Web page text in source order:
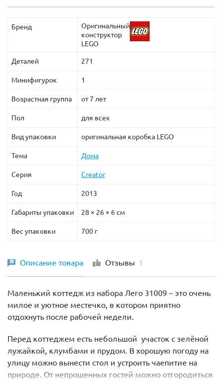
Бренд
Оригинальный
конструктор
LEGO
Деталей 271
Минифигурок 1
Возрастная группа от 7 лет
Пол для всех
Вид упаковки оригинальная коробка LEGO
Тема Дома
Серия Creator
Год 2013
Габариты упаковки 28 × 26 × 6 см
Вес упаковки 700 г
Описание товара Отзывы 1
Маленький коттедж из набора Лего 31009 – это очень
милое и уютное местечко, в котором приятно
отдохнуть после рабочей недели.
Перед коттеджем есть небольшой участок с зелёной
лужайкой, клумбами и прудом. В хорошую погоду на
улицу можно вынести стол и устроить чаепитие на
природе. От непрошенных гостей можно отгородиться